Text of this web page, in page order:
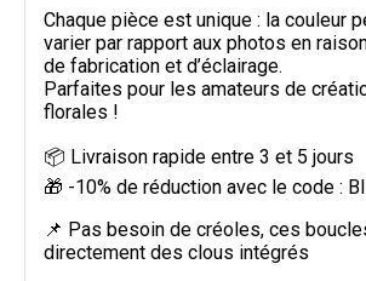
Chaque pièce est unique : la couleur
varier par rapport aux photos en
de fabrication et d’éclairage.
Parfaites pour les amateurs de
florales !
📦 Livraison rapide entre 3 et 5 jours
🎁 -10% de réduction avec le code :
📌 Pas besoin de créoles, ces
directement des clous intégrés